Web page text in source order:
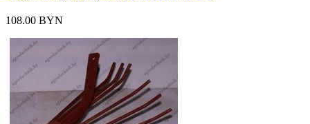
108.00 BYN